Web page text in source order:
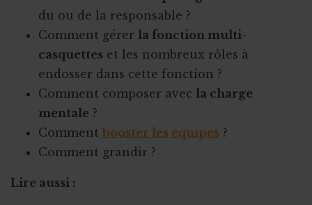
du ou de la responsable ?
Comment gérer la fonction multi-
casquettes et les nombreux rôles à
endosser dans cette fonction ?
Comment composer avec la charge
mentale ?
Comment booster les équipes ?
Comment grandir ?
Lire aussi :